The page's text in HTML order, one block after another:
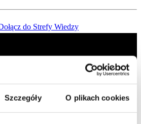
Szczegóły O plikach cookies
do Strefy Wiedzy
Czerwona